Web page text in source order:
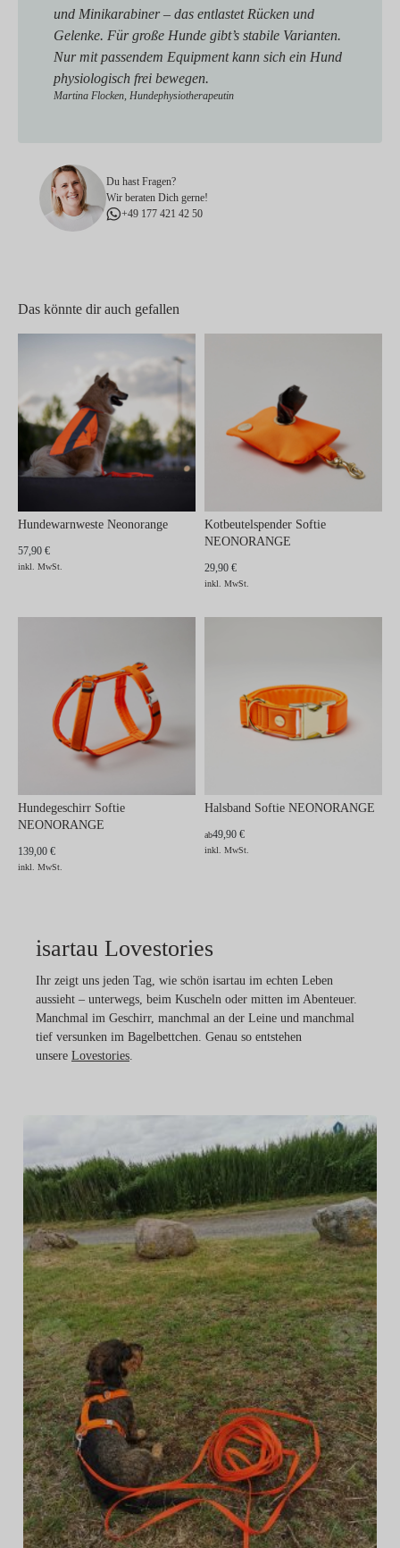
und Minikarabiner – das entlastet Rücken und
Gelenke. Für große Hunde gibt’s stabile Varianten.
Nur mit passendem Equipment kann sich ein Hund
physiologisch frei bewegen.
Martina Flocken, Hundephysiotherapeutin
Du hast Fragen?
Wir beraten Dich gerne!
+49 177 421 42 50
Das könnte dir auch gefallen
Hundewarnweste Neonorange
57,90 €
inkl. MwSt.
Kotbeutelspender Softie
NEONORANGE
29,90 €
inkl. MwSt.
Hundegeschirr Softie
NEONORANGE
139,00 €
inkl. MwSt.
Halsband Softie NEONORANGE
ab49,90 €
inkl. MwSt.
isartau Lovestories
Ihr zeigt uns jeden Tag, wie schön isartau im echten Leben
aussieht – unterwegs, beim Kuscheln oder mitten im Abenteuer.
Manchmal im Geschirr, manchmal an der Leine und manchmal
tief versunken im Bagelbettchen. Genau so entstehen
unsere Lovestories.